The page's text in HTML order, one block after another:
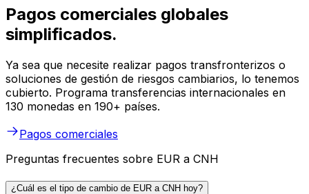
Pagos comerciales globales
simplificados.
Ya sea que necesite realizar pagos transfronterizos o
soluciones de gestión de riesgos cambiarios, lo tenemos
cubierto. Programa transferencias internacionales en
130 monedas en 190+ países.
Pagos comerciales
Preguntas frecuentes sobre EUR a CNH
¿Cuál es el tipo de cambio de EUR a CNH hoy?